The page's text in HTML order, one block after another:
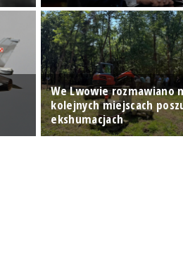
We Lwowie rozmawiano
kolejnych miejscach
ekshumacjach